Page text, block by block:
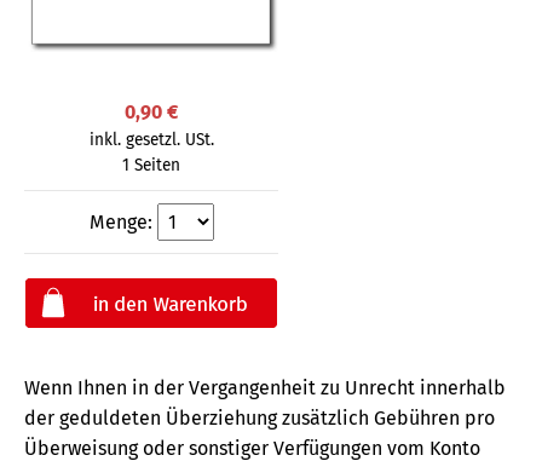
0,90 €
inkl. gesetzl. USt.
1 Seiten
Menge:
Wenn Ihnen in der Vergangenheit zu Unrecht innerhalb
der geduldeten Überziehung zusätzlich Gebühren pro
Überweisung oder sonstiger Verfügungen vom Konto